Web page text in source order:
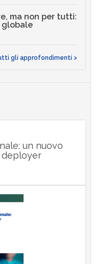
ma non per tutti:
globale
gli approfondimenti >
un nuovo
deployer